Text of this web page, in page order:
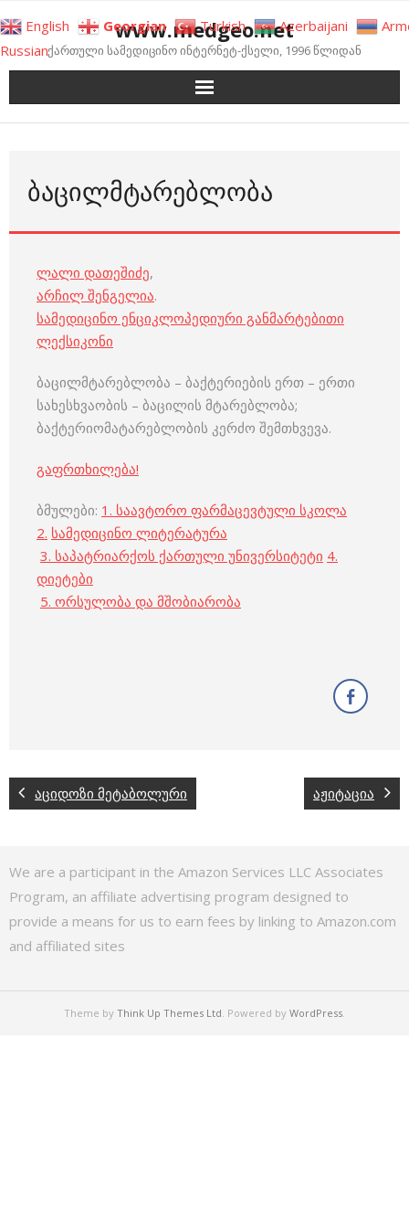
to
content
www.medgeo.net
ქართული სამედიცინო ინტერნეტ-ქსელი, 1996 წლიდან
ᲑᲐᲪᲘᲚᲛᲢᲐᲠᲔᲑᲚᲝᲑᲐ
ლალი დათეშიძე,
არჩილ შენგელია.
სამედიცინო ენციკლოპედიური განმარტებითი
ლექსიკონი
ბაცილმტარებლობა – ბაქტერიების ერთ – ერთი
სახესხვაობის – ბაცილის მტარებლობა;
ბაქტერიომატარებლობის კერძო შემთხვევა.
გაფრთხილება!
ბმულები: 1. საავტორო ფარმაცევტული სკოლა
2. სამედიცინო ლიტერატურა
3. საპატრიარქოს ქართული უნივერსიტეტი 4.
დიეტები
5. ორსულობა და მშობიარობა
აციდოზი მეტაბოლური აჟიტაცია
We are a participant in the Amazon Services LLC Associates
Program, an affiliate advertising program designed to
provide a means for us to earn fees by linking to Amazon.com
and affiliated sites
Theme by Think Up Themes Ltd. Powered by WordPress.
English Georgian Turkish Azerbaijani
Russian